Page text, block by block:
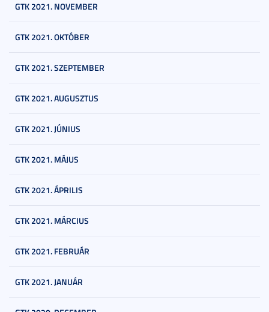
GTK 2021. NOVEMBER
GTK 2021. OKTÓBER
GTK 2021. SZEPTEMBER
GTK 2021. AUGUSZTUS
GTK 2021. JÚNIUS
GTK 2021. MÁJUS
GTK 2021. ÁPRILIS
GTK 2021. MÁRCIUS
GTK 2021. FEBRUÁR
GTK 2021. JANUÁR